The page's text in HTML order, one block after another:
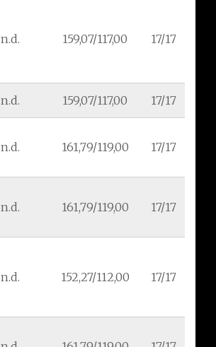
n.d. 159,07/117,00 17/17
n.d. 159,07/117,00 17/17
n.d. 161,79/119,00 17/17
n.d. 161,79/119,00 17/17
n.d. 152,27/112,00 17/17